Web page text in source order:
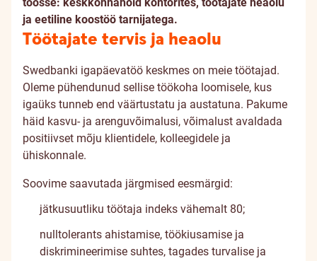
ja eetiline koostöö tarnijatega.
Töötajate tervis ja heaolu
Swedbanki igapäevatöö keskmes on meie töötajad.
Oleme pühendunud sellise töökoha loomisele, kus
igaüks tunneb end väärtustatu ja austatuna. Pakume
häid kasvu- ja arenguvõimalusi, võimalust avaldada
positiivset mõju klientidele, kolleegidele ja
ühiskonnale.
Soovime saavutada järgmised eesmärgid:
jätkusuutliku töötaja indeks vähemalt 80;
nulltolerants ahistamise, töökiusamise ja
diskrimineerimise suhtes, tagades turvalise ja